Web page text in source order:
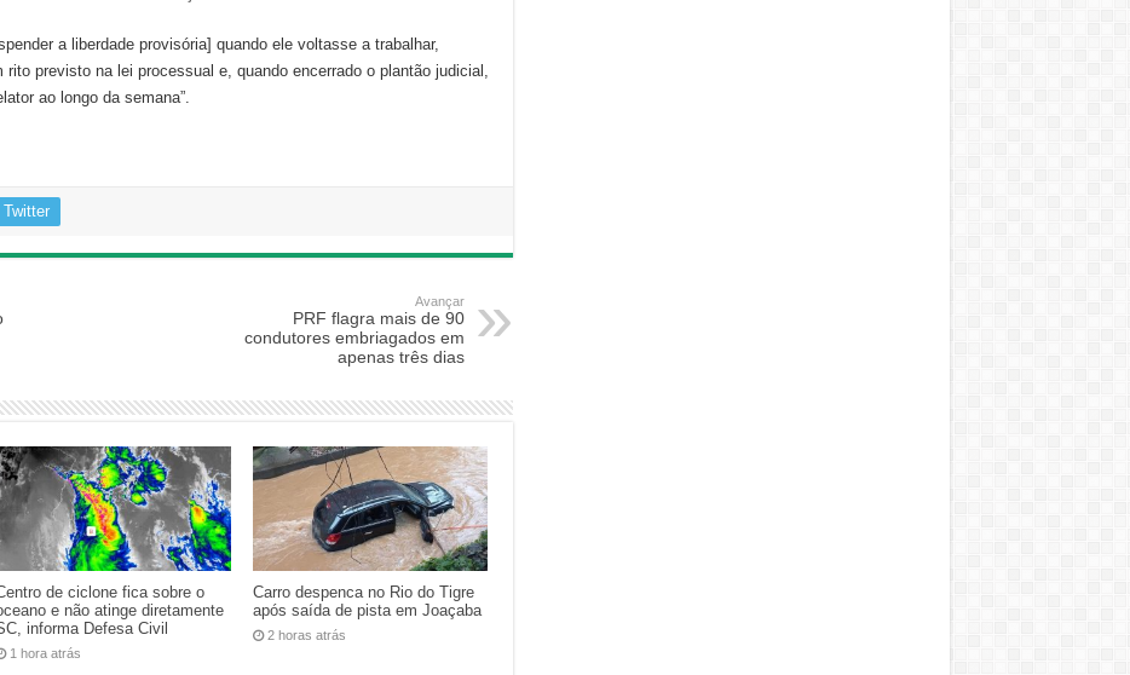
a liberdade provisória] quando ele voltasse a trabalhar,
previsto na lei processual e, quando encerrado o plantão judicial,
ao longo da semana”.
Twitter
Avançar
PRF flagra mais de 90
condutores embriagados em
apenas três dias
de ciclone fica sobre o
e não atinge diretamente
informa Defesa Civil
1 hora atrás
Carro despenca no Rio do Tigre
após saída de pista em Joaçaba
2 horas atrás